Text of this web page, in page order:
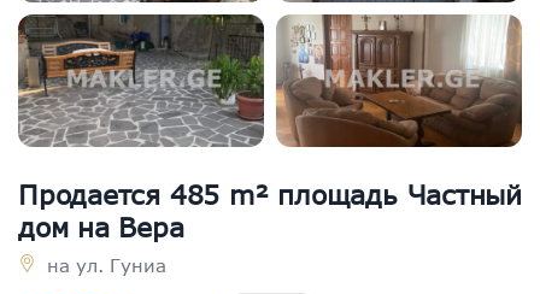
Продается 485 m² площадь Частный
дом на Вера
на ул. Гуниа